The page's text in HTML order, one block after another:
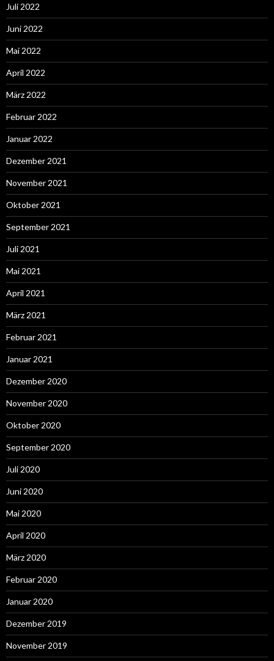
Juli 2022
Juni 2022
Mai 2022
April 2022
März 2022
Februar 2022
Januar 2022
Dezember 2021
November 2021
Oktober 2021
September 2021
Juli 2021
Mai 2021
April 2021
März 2021
Februar 2021
Januar 2021
Dezember 2020
November 2020
Oktober 2020
September 2020
Juli 2020
Juni 2020
Mai 2020
April 2020
März 2020
Februar 2020
Januar 2020
Dezember 2019
November 2019